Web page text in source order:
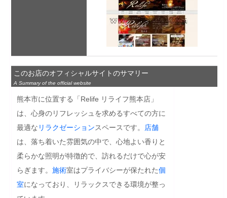
このお店のオフィシャルサイトのサマリー
A Summary of the official website
熊本市に位置する「Relife リライフ熊本店」
は、心身のリフレッシュを求めるすべての方に
最適な リラクゼーションスペースです。
店舗
は、落ち着いた雰囲気の中で、心地よい香りと
柔らかな照明が特徴的で、訪れるだけで心が安
らぎます。 施術室はプライバシーが保たれた個
室になっており、リラックスできる環境が整っ